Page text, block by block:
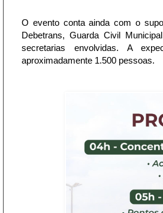
O evento conta ainda com o
Debetrans, Guarda Civil
secretarias envolvidas. A
aproximadamente 1.500 pessoas.